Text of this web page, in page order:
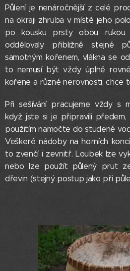
Půlení je nenáročnější z celé
na okraji zhruba v místě jeho
po kousku prsty obou
oddělovaly přibližně stejné
samotným kořenem, vlákna se
to nemusí být vždy úplně
kořene a různé nerovnosti, chce
Při sešívání pracujeme vždy s
když jste si je připravili
použitím namočte do studené
Veškeré nádoby na horních
to zvenčí i zevnitř. Loubek lze
nebo lze použít půlený prut
dřevin (stejný postup jako při